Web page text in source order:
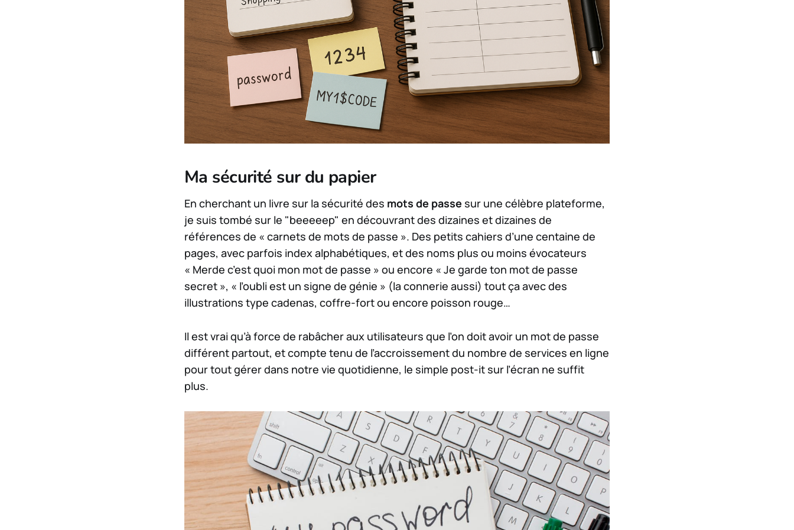
Ma sécurité sur du papier
En cherchant un livre sur la sécurité des mots de passe sur une célèbre plateforme,
je suis tombé sur le "beeeeep" en découvrant des dizaines et dizaines de
références de « carnets de mots de passe ». Des petits cahiers d’une centaine de
pages, avec parfois index alphabétiques, et des noms plus ou moins évocateurs
« Merde c’est quoi mon mot de passe » ou encore « Je garde ton mot de passe
secret », « l’oubli est un signe de génie » (la connerie aussi) tout ça avec des
illustrations type cadenas, coffre-fort ou encore poisson rouge…
Il est vrai qu’à force de rabâcher aux utilisateurs que l’on doit avoir un mot de passe
différent partout, et compte tenu de l’accroissement du nombre de services en ligne
pour tout gérer dans notre vie quotidienne, le simple post-it sur l’écran ne suffit
plus.